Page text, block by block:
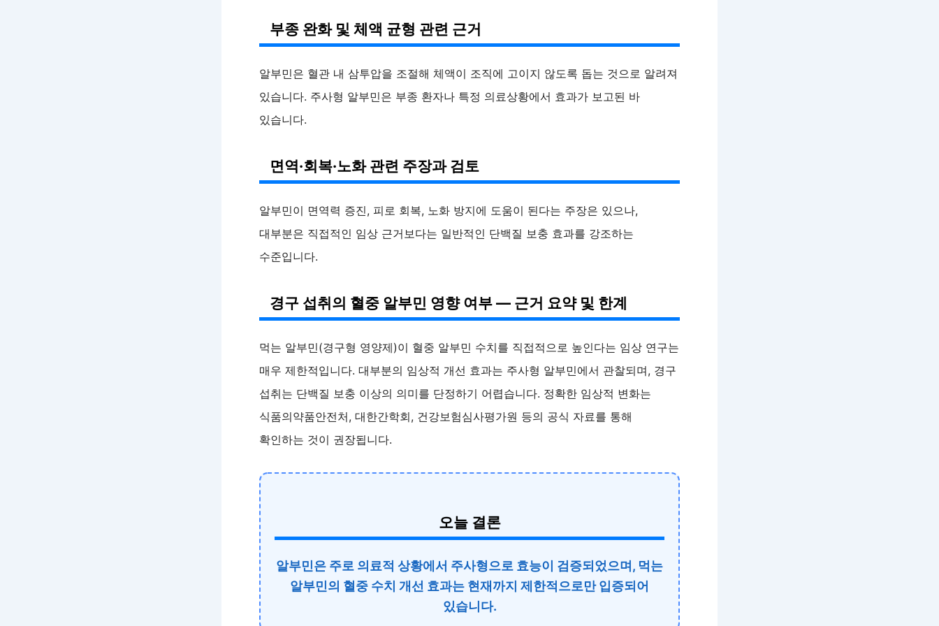
부종 완화 및 체액 균형 관련 근거
알부민은 혈관 내 삼투압을 조절해 체액이 조직에 고이지 않도록 돕는 것으로 알려져
있습니다. 주사형 알부민은 부종 환자나 특정 의료상황에서 효과가 보고된 바
있습니다.
면역·회복·노화 관련 주장과 검토
알부민이 면역력 증진, 피로 회복, 노화 방지에 도움이 된다는 주장은 있으나,
대부분은 직접적인 임상 근거보다는 일반적인 단백질 보충 효과를 강조하는
수준입니다.
경구 섭취의 혈중 알부민 영향 여부 — 근거 요약 및 한계
먹는 알부민(경구형 영양제)이 혈중 알부민 수치를 직접적으로 높인다는 임상 연구는
매우 제한적입니다. 대부분의 임상적 개선 효과는 주사형 알부민에서 관찰되며, 경구
섭취는 단백질 보충 이상의 의미를 단정하기 어렵습니다. 정확한 임상적 변화는
식품의약품안전처, 대한간학회, 건강보험심사평가원 등의 공식 자료를 통해
확인하는 것이 권장됩니다.
오늘 결론
알부민은 주로 의료적 상황에서 주사형으로 효능이 검증되었으며, 먹는
알부민의 혈중 수치 개선 효과는 현재까지 제한적으로만 입증되어
있습니다.